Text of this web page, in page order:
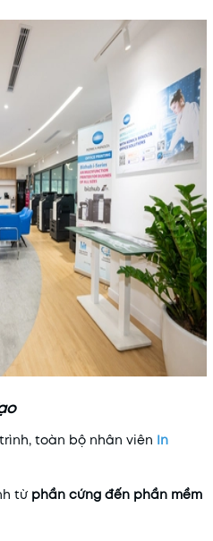
toàn bộ nhân viên In
từ phần cứng đến phần mềm